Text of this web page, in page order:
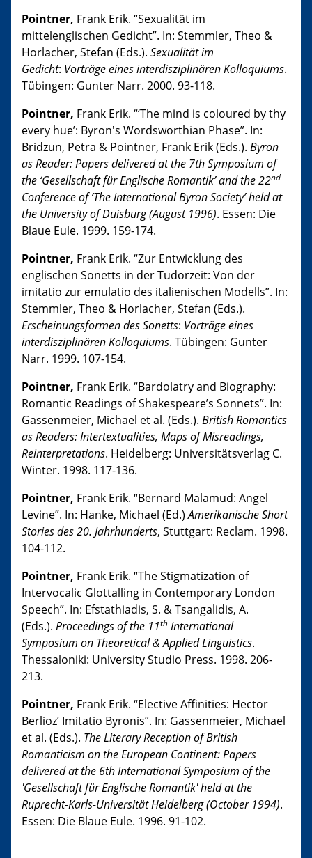
Pointner, Frank Erik. “Sexualität im
mittelenglischen Gedicht”. In: Stemmler, Theo &
Horlacher, Stefan (Eds.). Sexualität im
Gedicht: Vorträge eines interdisziplinären Kolloquiums.
Tübingen: Gunter Narr. 2000. 93-118.
Pointner, Frank Erik. “‘The mind is coloured by thy
every hue’: Byron's Wordsworthian Phase”. In:
Bridzun, Petra & Pointner, Frank Erik (Eds.). Byron
as Reader: Papers delivered at the 7th Symposium of
the ‘Gesellschaft für Englische Romantik’ and the 22nd
Conference of ‘The International Byron Society’ held at
the University of Duisburg (August 1996). Essen: Die
Blaue Eule. 1999. 159-174.
Pointner, Frank Erik. “Zur Entwicklung des
englischen Sonetts in der Tudorzeit: Von der
imitatio zur emulatio des italienischen Modells”. In:
Stemmler, Theo & Horlacher, Stefan (Eds.).
Erscheinungsformen des Sonetts: Vorträge eines
interdisziplinären Kolloquiums. Tübingen: Gunter
Narr. 1999. 107-154.
Pointner, Frank Erik. “Bardolatry and Biography:
Romantic Readings of Shakespeare’s Sonnets”. In:
Gassenmeier, Michael et al. (Eds.). British Romantics
as Readers: Intertextualities, Maps of Misreadings,
Reinterpretations. Heidelberg: Universitätsverlag C.
Winter. 1998. 117-136.
Pointner, Frank Erik. “Bernard Malamud: Angel
Levine”. In: Hanke, Michael (Ed.)Amerikanische Short
Stories des 20. Jahrhunderts, Stuttgart: Reclam. 1998.
104-112.
Pointner, Frank Erik. “The Stigmatization of
Intervocalic Glottalling in Contemporary London
Speech”. In: Efstathiadis, S. & Tsangalidis, A.
(Eds.). Proceedings of the 11th International
Symposium on Theoretical & Applied Linguistics.
Thessaloniki: University Studio Press. 1998. 206-
213.
Pointner, Frank Erik. “Elective Affinities: Hector
Berlioz’ Imitatio Byronis”. In: Gassenmeier, Michael
et al. (Eds.). The Literary Reception of British
Romanticism on the European Continent: Papers
delivered at the 6th International Symposium of the
'Gesellschaft für Englische Romantik' held at the
Ruprecht-Karls-Universität Heidelberg (October 1994).
Essen: Die Blaue Eule. 1996. 91-102.